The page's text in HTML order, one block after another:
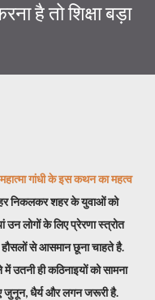
है तो शिक्षा बड़ा
गांधी के इस कथन का महत्व
निकलकर शहर के युवाओं को
उन लोगों के लिए प्रेरणा स्त्रोत
हौसलों से आसमान छूना चाहते है.
उतनी ही कठिनाइयों को सामना
जुनून, धैर्य और लगन जरूरी है.